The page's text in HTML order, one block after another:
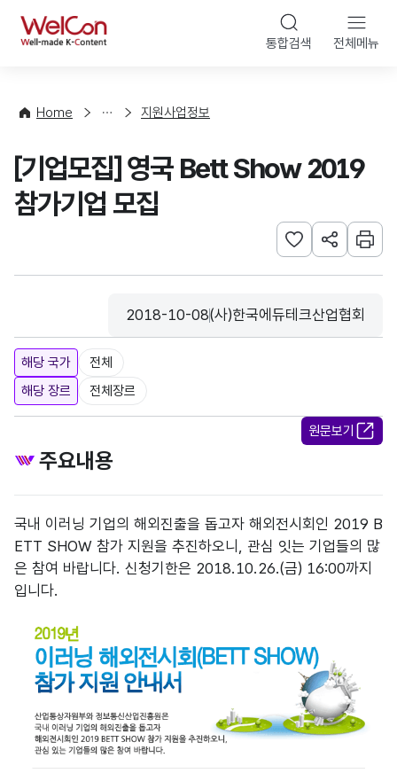
WelCon 통합검색 전체메뉴
Home
사
청
지원사업정보
[기업모집] 영국 Bett Show 2019
참가기업 모집
관심사 등록하기
URL 공유하
인쇄
등록일
2018-10-08
수집기관
(사)한국에듀테크산업협회
해당 국가
전체
해당 장르
전체장르
원문보기
주요내용
국내 이러닝 기업의 해외진출을 돕고자 해외전시회인 2019 B
ETT SHOW 참가 지원을 추진하오니, 관심 잇는 기업들의 많
은 참여 바랍니다. 신청기한은 2018.10.26.(금) 16:00까지
입니다.